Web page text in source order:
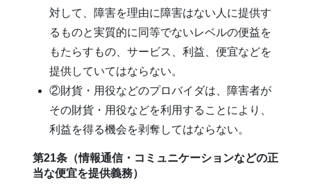
対して、障害を理由に障害はない人に提供す
るものと実質的に同等でないレベルの便益を
もたらすもの、サービス、利益、便宜などを
提供していてはならない。
②財貨・用役などのプロバイダは、障害者が
その財貨・用役などを利用することにより、
利益を得る機会を剥奪してはならない。
第21条（情報通信・コミュニケーションなどの正
当な便宜を提供義務）